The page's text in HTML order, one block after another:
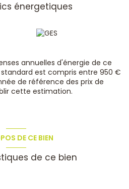
n° 819 826 561 RSAC Toulon
N° 57612747
énergetiques
annuelles d'énergie de ce
est compris entre 950 €
de référence des prix de
cette estimation.
DE CE BIEN
de ce bien